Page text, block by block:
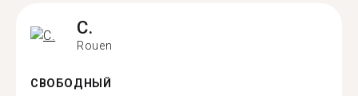
C.
Rouen
СВОБОДНЫЙ